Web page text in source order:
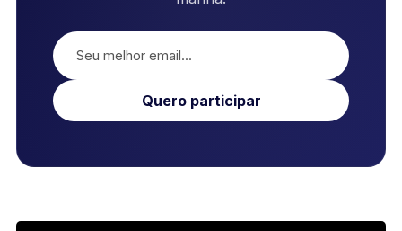
Quero participar